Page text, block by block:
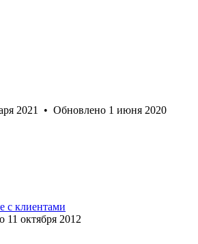
2021 • Обновлено 1 июня 2020
с клиентами
11 октября 2012